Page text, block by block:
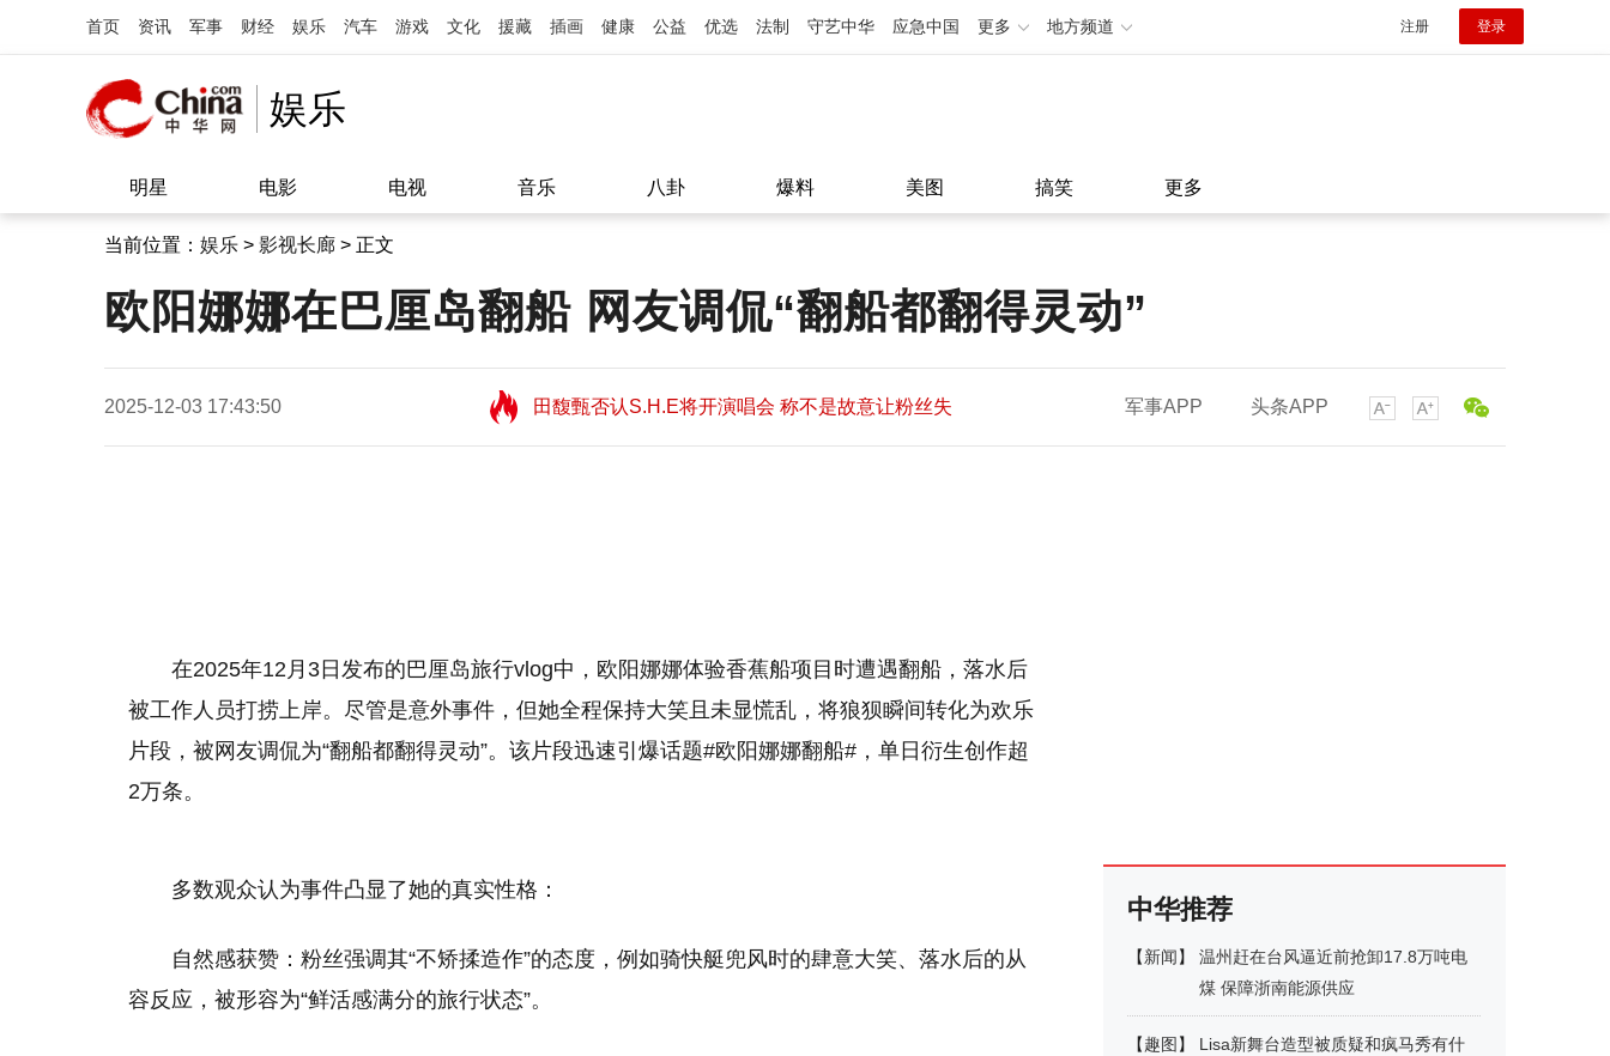
首页 资讯 军事 财经 娱乐 汽车 游戏 文化 援藏 插画 健康 公益 优选 法制 守艺中华 应急中国 更多 地方频道 注册 登录
娱乐
明星 电影 电视 音乐 八卦 爆料 美图 搞笑 更多
当前位置： 娱乐 > 影视长廊 > 正文
欧阳娜娜在巴厘岛翻船 网友调侃“翻船都翻得灵动”
2025-12-03 17:43:50
田馥甄否认S.H.E将开演唱会 称不是故意让粉丝失
望11:08
田馥甄否认S.H.E将开演唱会 称不是故意让粉丝失
军事APP 头条APP
在2025年12月3日发布的巴厘岛旅行vlog中，欧阳娜娜体验香蕉船项目时遭遇翻船，落水后
被工作人员打捞上岸。尽管是意外事件，但她全程保持大笑且未显慌乱，将狼狈瞬间转化为欢乐
片段，被网友调侃为“翻船都翻得灵动”。该片段迅速引爆话题#欧阳娜娜翻船#，单日衍生创作超
2万条。
多数观众认为事件凸显了她的真实性格：
自然感获赞：粉丝强调其“不矫揉造作”的态度，例如骑快艇兜风时的肆意大笑、落水后的从
容反应，被形容为“鲜活感满分的旅行状态”。
中华推荐
【新闻】
温州赶在台风逼近前抢卸17.8万吨电
煤 保障浙南能源供应
【趣图 】
Lisa新舞台造型被质疑和疯马秀有什